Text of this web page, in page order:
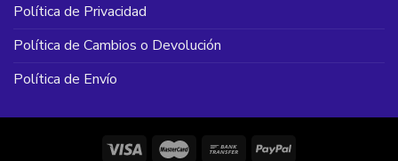
Política de Privacidad
Política de Cambios o Devolución
Política de Envío